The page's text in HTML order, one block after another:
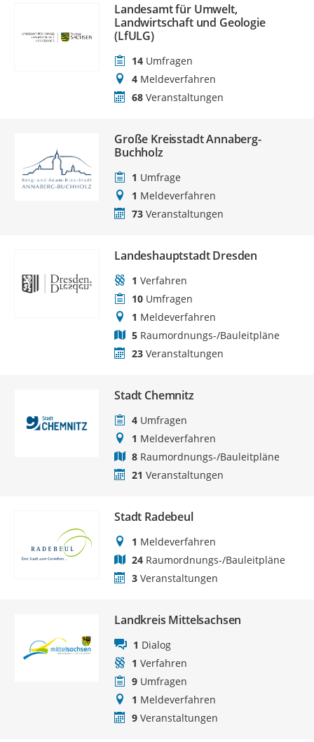
Landesamt für Umwelt,
Landwirtschaft und Geologie
(LfULG)
14 Umfragen
4 Meldeverfahren
68 Veranstaltungen
Große Kreisstadt Annaberg-
Buchholz
1 Umfrage
1 Meldeverfahren
73 Veranstaltungen
Landeshauptstadt Dresden
1 Verfahren
10 Umfragen
1 Meldeverfahren
5 Raumordnungs-/Bauleitpläne
23 Veranstaltungen
Stadt Chemnitz
4 Umfragen
1 Meldeverfahren
8 Raumordnungs-/Bauleitpläne
21 Veranstaltungen
Stadt Radebeul
1 Meldeverfahren
24 Raumordnungs-/Bauleitpläne
3 Veranstaltungen
Landkreis Mittelsachsen
1 Dialog
1 Verfahren
9 Umfragen
1 Meldeverfahren
9 Veranstaltungen